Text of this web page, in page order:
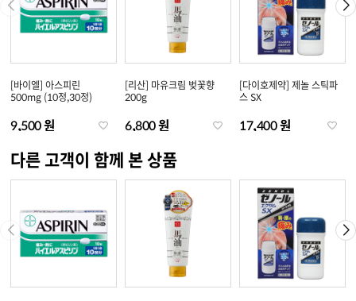
[바이엘] 아스피린
500mg (10정,30정)
9,500 원
[리산] 마유크림 벚꽃향
200g
6,800 원
[다이호제약] 제놀 스틱파
스 SX
17,400 원
다른 고객이 함께 본 상품